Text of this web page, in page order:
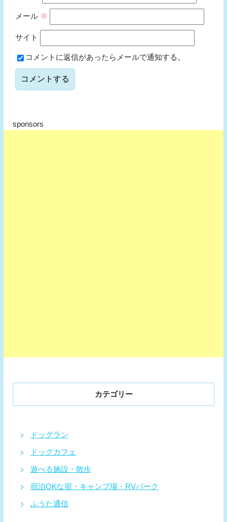
メール ※
サイト
コメントに返信があったらメールで通知する。
sponsors
カテゴリー
ドッグラン
ドッグカフェ
遊べる施設・散歩
宿泊OKな宿・キャンプ場・RVパーク
ふうた通信